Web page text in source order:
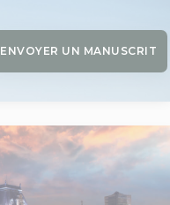
ENVOYER UN MANUSCRIT